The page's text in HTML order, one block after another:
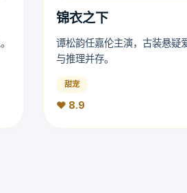
锦衣之下
谭松韵任嘉伦主演，古装悬疑
与推理并存。
甜宠
❤️ 8.9